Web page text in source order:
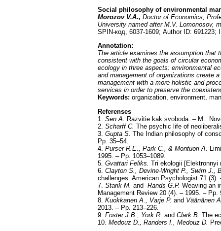
Social philosophy of environmental
Morozov V.A., Doctor of Economics,
University named after M.V. Lomonosov,
SPIN-код, 6037-1609; Author ID:
Annotation:
The article examines the assumption that
consistent with the goals of circular
ecology in three aspects: environmental
and management of organizations create
management with a more holistic and
services in order to preserve the
Keywords: organization, environment,
Referenses
1. Sen A.
Razvitie kak svoboda. – M.:
2. Scharff C. The psychic life of
3. Gupta S. The Indian philosophy of
Pp. 35–54.
4. Purser R.E., Park C., & Montuori A.
1995. – Pp. 1053–1089.
5. Gvattari Feliks. Tri ekologii [Elektronnyi
6. Clayton S., Devine-Wright P., Swim
challenges. American Psychologist 71 (3).
7. Starik M. and Rands G.P. Weaving an
Management Review 20 (4). – 1995. – Pp.
8. Kuokkanen A., Varje P. and Väänänen
2013. – Pp. 213–226.
9. Foster J.B., York R. and Clark B. The
10. Medouz D., Randers I., Medouz D.